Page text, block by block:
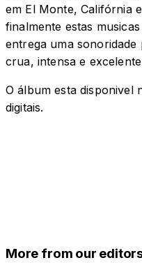
em El Monte, Califórnia
finalmente estas
entrega uma
crua, intensa e
O álbum esta disponivel
digitais.
More from our